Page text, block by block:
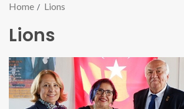
Home Lions
Lions